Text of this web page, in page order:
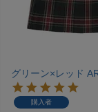
グリーン×レッド
購入者